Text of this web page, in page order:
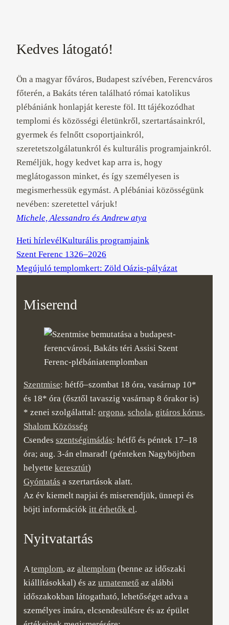
Kedves látogató!
Ön a magyar főváros, Budapest szívében, Ferencváros
főterén, a Bakáts téren található római katolikus
plébániánk honlapját kereste föl. Itt tájékozódhat
templomi és közösségi életünkről, szertartásainkról,
gyermek és felnőtt csoportjainkról,
szeretetszolgálatunkról és kulturális programjainkról.
Reméljük, hogy kedvet kap arra is, hogy
meglátogasson minket, és így személyesen is
megismerhessük egymást. A plébániai közösségünk
nevében: szeretettel várjuk!
Michele, Alessandro és Andrew atya
Heti hírlevélKulturális programjaink
Szent Ferenc 1326–2026
Megújuló templomkert: Zöld Oázis-pályázat
Miserend
Szentmise: hétfő–szombat 18 óra, vasárnap 10*
és 18* óra (ősztől tavaszig vasárnap 8 órakor is)
* zenei szolgálattal:orgona,schola, gitáros kórus,
Shalom Közösség
Csendesszentségimádás: hétfő és péntek 17–18
óra; aug. 3-án elmarad! (pénteken Nagyböjtben
helyettekeresztút)
Gyóntatás a szertartások alatt.
Az év kiemelt napjai és miserendjük, ünnepi és
böjti információkitt érhetők el.
Nyitvatartás
Atemplom, azaltemplom (benne az időszaki
kiállításokkal) és azurnatemető az alábbi
időszakokban látogatható, lehetőséget adva a
személyes imára, elcsendesülésre és az épület